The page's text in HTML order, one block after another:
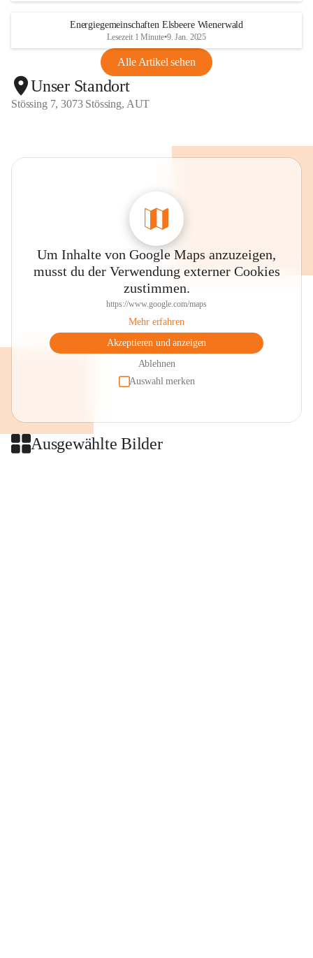
Energiegemeinschaften Elsbeere Wienerwald
Lesezeit 1 Minute•9. Jan. 2025
Alle Artikel sehen
Unser Standort
Stössing 7, 3073 Stössing, AUT
Um Inhalte von Google Maps anzuzeigen,
musst du der Verwendung externer Cookies
zustimmen.
https://www.google.com/maps
Mehr erfahren
Akzeptieren und anzeigen
Ablehnen
Auswahl merken
Ausgewählte Bilder